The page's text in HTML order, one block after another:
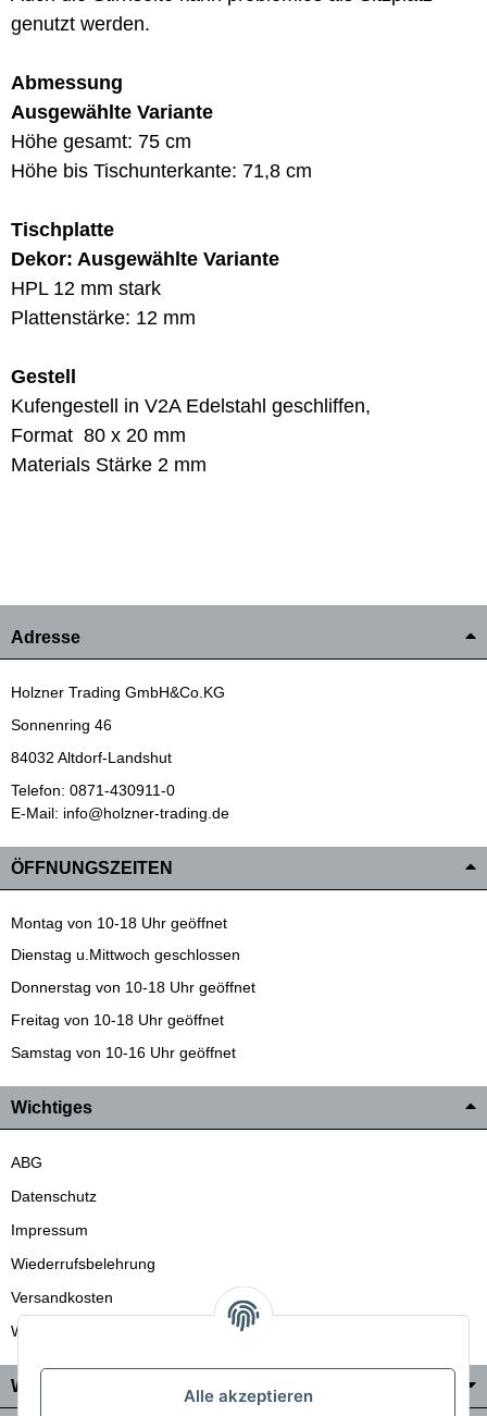
genutzt werden.
Abmessung
Ausgewählte Variante
Höhe gesamt: 75 cm
Höhe bis Tischunterkante: 71,8 cm
Tischplatte
Dekor: Ausgewählte Variante
HPL 12 mm stark
Plattenstärke: 12 mm
Gestell
Kufengestell in V2A Edelstahl geschliffen,
Format 80 x 20 mm
Materials Stärke 2 mm
Adresse
Holzner Trading GmbH&Co.KG
Sonnenring 46
84032 Altdorf-Landshut
Telefon: 0871-430911-0
E-Mail: info@holzner-trading.de
ÖFFNUNGSZEITEN
Montag von 10-18 Uhr geöffnet
Dienstag u.Mittwoch geschlossen
Donnerstag von 10-18 Uhr geöffnet
Freitag von 10-18 Uhr geöffnet
Samstag von 10-16 Uhr geöffnet
Wichtiges
ABG
Datenschutz
Impressum
Wiederrufsbelehrung
Versandkosten
Wir liefern auch in die Schweiz
Wo Sie uns finden
Alle akzeptieren